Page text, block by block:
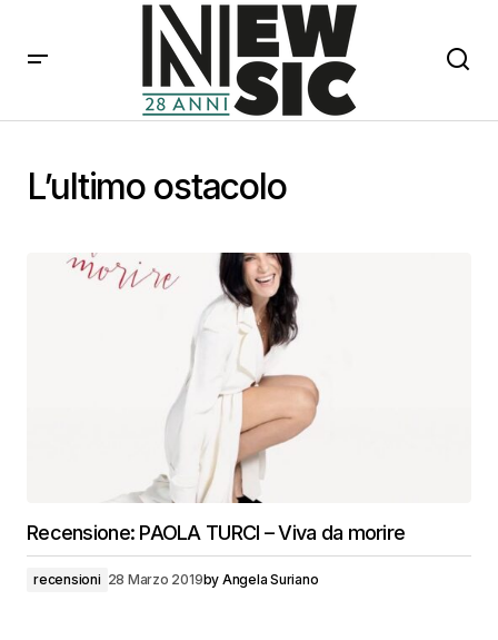
L’ultimo ostacolo
Recensione: PAOLA TURCI – Viva da morire
recensioni 28 Marzo 2019by Angela Suriano